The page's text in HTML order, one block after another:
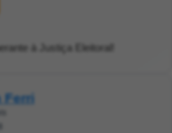
à Justiça Eleitoral!
Ferri